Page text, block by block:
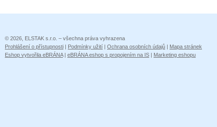
© 2026, ELSTAK s.r.o. – všechna práva vyhrazena
Prohlášení o přístupnosti | Podmínky užití | Ochrana osobních údajů | Mapa stránek
Eshop vytvořila eBRÁNA| eBRÁNA eshop s propojením na IS | Marketing eshopu